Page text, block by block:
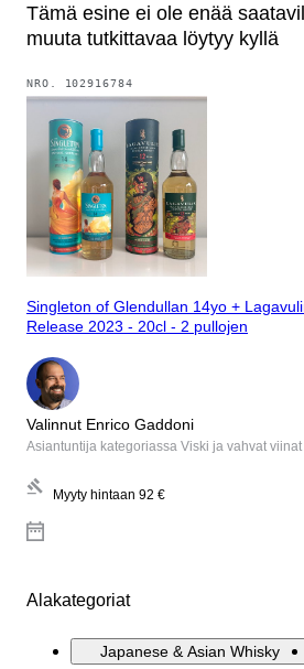
Tämä esine ei ole enää
muuta tutkittavaa löytyy kyllä
NRO. 102916784
Singleton of Glendullan 14yo +
Release 2023 - 20cl - 2 pullojen
Valinnut Enrico Gaddoni
Asiantuntija kategoriassa Viski ja vahvat viinat
Myyty hintaan 92 €
Alakategoriat
Japanese & Asian Whisky